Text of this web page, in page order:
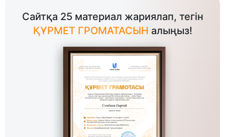
Сайтқа 25 материал жариялап, тегін
ҚҰРМЕТ ГРОМАТАСЫН алыңыз!